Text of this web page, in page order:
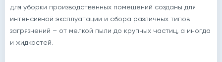
для уборки производственных помещений созданы для
интенсивной эксплуатации и сбора различных типов
загрязнений – от мелкой пыли до крупных частиц, а иногда
и жидкостей.